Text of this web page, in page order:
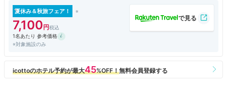
夏休み＆秋旅フェア！
7,100
1名あたり 参考価格
※対象施設のみ